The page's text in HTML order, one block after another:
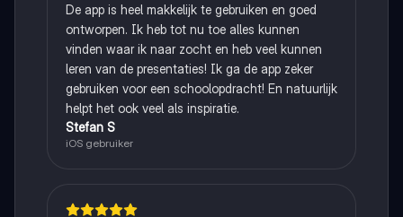
De app is heel makkelijk te gebruiken en goed
ontworpen. Ik heb tot nu toe alles kunnen
vinden waar ik naar zocht en heb veel kunnen
leren van de presentaties! Ik ga de app zeker
gebruiken voor een schoolopdracht! En natuurlijk
helpt het ook veel als inspiratie.
Stefan S
iOS gebruiker